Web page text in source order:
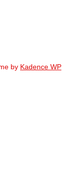
by Kadence WP